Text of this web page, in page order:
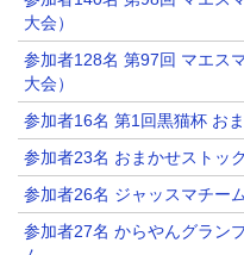
大会）
参加者128名 第97回 マエス
大会）
参加者16名 第1回黒猫杯 お
参加者23名 おまかせストッ
参加者26名 ジャッスマチー
参加者27名 からやんグラン